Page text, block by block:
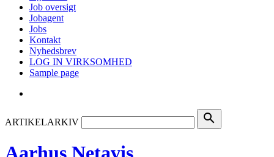
Job oversigt
Jobagent
Jobs
Kontakt
Nyhedsbrev
LOG IN VIRKSOMHED
Sample page
ARTIKELARKIV search